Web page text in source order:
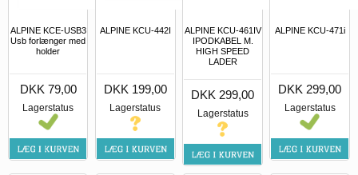
ALPINE KCE-USB3
Usb forlænger med
holder
DKK 79,00
Lagerstatus
ALPINE KCU-442I
DKK 199,00
Lagerstatus
ALPINE KCU-461IV
IPODKABEL M.
HIGH SPEED
LADER
DKK 299,00
Lagerstatus
ALPINE KCU-471i
DKK 299,00
Lagerstatus